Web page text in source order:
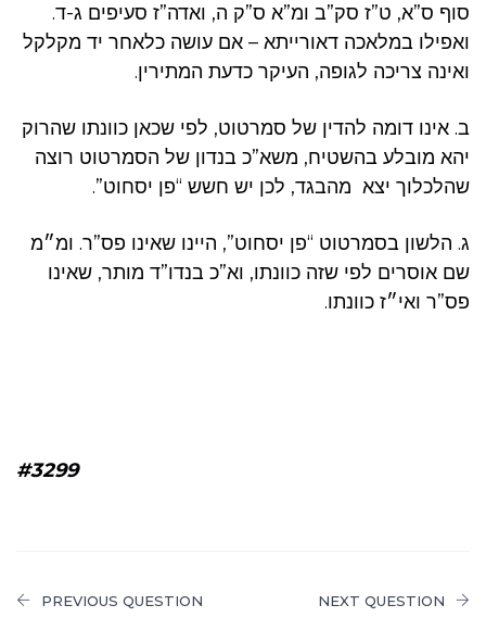
סוף ס”א, ט”ז סק”ב ומ”א ס”ק ה, ואדה”ז סעיפים ג-ד.
ואפילו במלאכה דאורייתא – אם עושה כלאחר יד מקלקל
ואינה צריכה לגופה, העיקר כדעת המתירין.
ב. אינו דומה להדין של סמרטוט, לפי שכאן כוונתו שהרוק
יהא מובלע בהשטיח, משא”כ בנדון של הסמרטוט רוצה
שהלכלוך יצא מהבגד, לכן יש חשש “פן יסחוט”.
ג. הלשון בסמרטוט “פן יסחוט”, היינו שאינו פס”ר. ומ״מ
שם אוסרים לפי שזה כוונתו, וא”כ בנדו”ד מותר, שאינו
פס”ר ואי״ז כוונתו.
#3299
PREVIOUS QUESTION NEXT QUESTION